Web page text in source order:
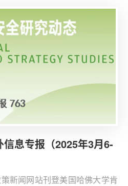
金研发新一代小型及先进核反
，目前无新反应堆在建，规划
息专报（2025年3月6-
新闻网站刊登美国哈佛大学肯